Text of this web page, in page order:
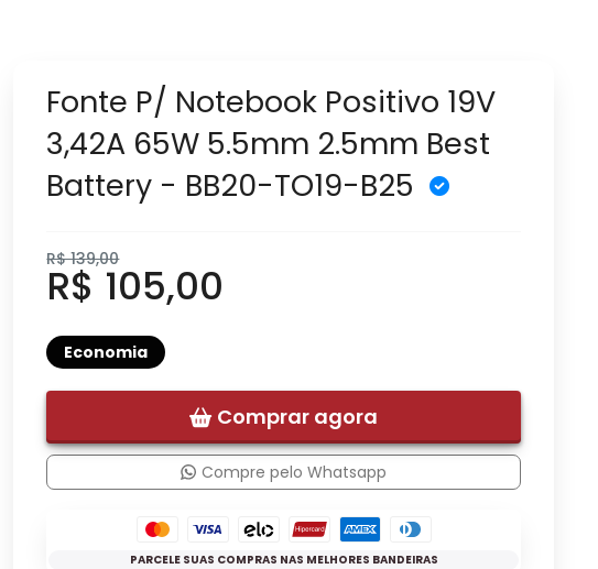
Fonte P/ Notebook Positivo 19V
3,42A 65W 5.5mm 2.5mm Best
Battery - BB20-TO19-B25
R$ 139,00
R$ 105,00
Economia
Comprar agora
Compre pelo Whatsapp
PARCELE SUAS COMPRAS NAS MELHORES BANDEIRAS